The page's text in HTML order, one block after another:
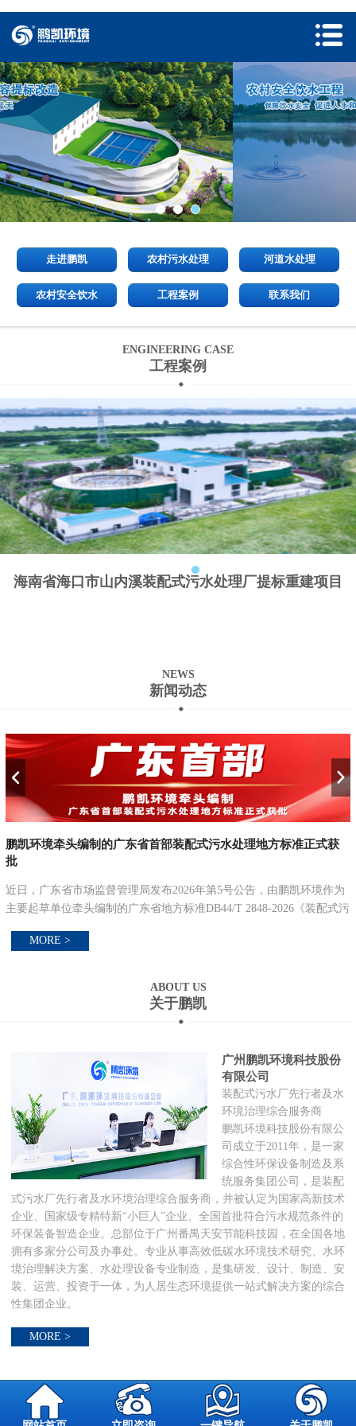
走进鹏凯 农村污水处理 河道水处理
农村安全饮水 工程案例 联系我们
ENGINEERING CASE
工程案例
海南省海口市山内溪装配式污水处理厂提标重建项目
NEWS
新闻动态
鹏凯环境牵头编制的广东省首部装配式污水处理地方标准正式获
批
近日，广东省市场监督管理局发布2026年第5号公告，由鹏凯环境作为
主要起草单位牵头编制的广东省地方标准DB44/T 2848-2026《装配式污
全省正式实施。...
MORE >
ABOUT US
关于鹏凯
广州鹏凯环境科技股份
有限公司
装配式污水厂先行者及水
环境治理综合服务商
鹏凯环境科技股份有限公
司成立于2011年，是一家
综合性环保设备制造及系
统服务集团公司，是装配
式污水厂先行者及水环境治理综合服务商，并被认定为国家高新技术
企业、国家级专精特新“小巨人”企业、全国首批符合污水规范条件的
环保装备智造企业。总部位于广州番禺天安节能科技园，在全国各地
拥有多家分公司及办事处。专业从事高效低碳水环境技术研究、水环
境治理解决方案、水处理设备专业制造，是集研发、设计、制造、安
装、运营、投资于一体，为人居生态环境提供一站式解决方案的综合
性集团企业。
MORE >